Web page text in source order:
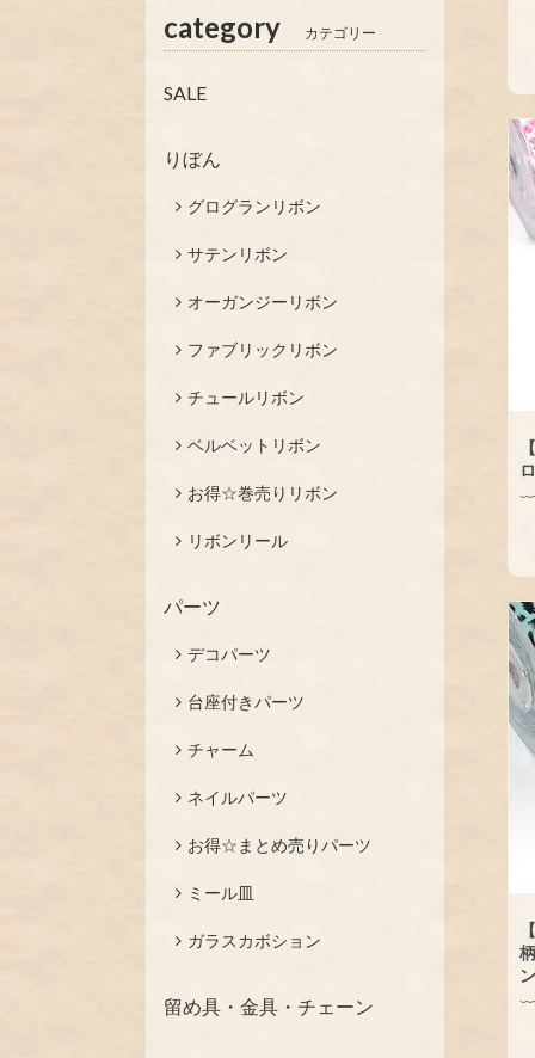
category カテゴリー
SALE
りぼん
グログランリボン
サテンリボン
オーガンジーリボン
ファブリックリボン
チュールリボン
ベルベットリボン
お得☆巻売りリボン
リボンリール
パーツ
デコパーツ
台座付きパーツ
チャーム
ネイルパーツ
お得☆まとめ売りパーツ
ミール皿
ガラスカボション
留め具・金具・チェーン